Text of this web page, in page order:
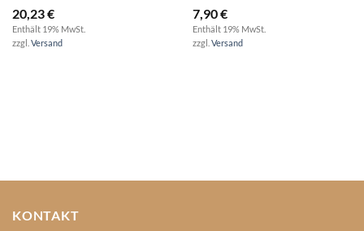
20,23€
Enthält 19% MwSt.
zzgl. Versand
7,90€
Enthält 19% MwSt.
zzgl. Versand
KONTAKT